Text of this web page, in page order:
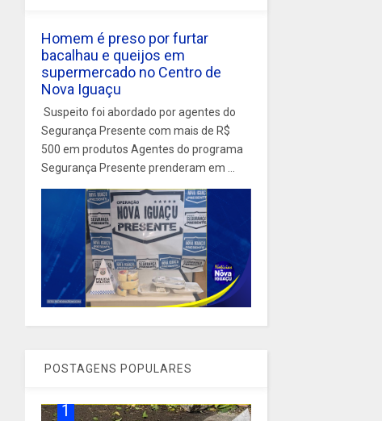
Homem é preso por furtar
bacalhau e queijos em
supermercado no Centro de
Nova Iguaçu
Suspeito foi abordado por agentes do
Segurança Presente com mais de R$
500 em produtos Agentes do programa
Segurança Presente prenderam em ...
POSTAGENS POPULARES
1